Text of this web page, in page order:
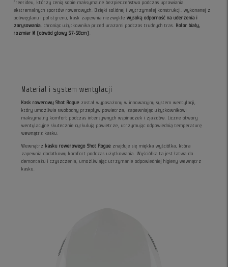
freerideu, którzy cenią sobie maksymalne bezpieczeństwo podczas uprawiania
ekstremalnych sportów rowerowych. Dzięki solidnej i wytrzymałej konstrukcji, wykonanej z
poliwęglanu i polistyrenu, kask zapewnia niezwyklewysoką odporność na uderzenia i
zarysowania
, chroniąc użytkownika przed urazami podczas trudnych tras. Kolor biały,
rozmiar M (obwód głowy 57-58cm)
Materiał i system wentylacji
Kask rowerowy Shot Rogue został wyposażony w innowacyjny system wentylacji,
który umożliwia swobodny przepływ powietrza, zapewniając użytkownikowi
maksymalny komfort podczas intensywnych wspinaczek i zjazdów. Liczne otwory
wentylacyjne skutecznie cyrkulują powietrze, utrzymując odpowiednią temperaturę
wewnątrz kasku.
Wewnątrz kasku rowerowego Shot Rogue znajduje się miękka wyściółka, która
zapewnia dodatkowy komfort podczas użytkowania. Wyściółka ta jest łatwa do
demontażu i czyszczenia, umożliwiając utrzymanie odpowiedniej higieny wewnątrz
kasku.